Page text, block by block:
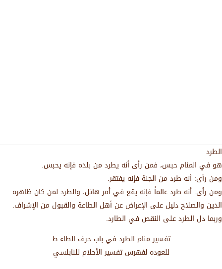
الطرد
هو في المنام حبس، فمن رأى أنه يطرد من بلده فإنه يحبس.
ومن رأى: أنه طرد من الجنة فإنه يفتقر.
ومن رأى: أنه طرد عالماً فإنه يقع في أمر هائل، والطرد لمن كان ظاهره
الدين والصلاح دليل على الإعراض عن أهل الطاعة والقبول من الإشراف.
وربما دل الطرد على النقص في الطارد.
تفسير منام الطرد في باب حرف الطاء ط
للعوده لفهرس تفسير الأحلام للنابلسي